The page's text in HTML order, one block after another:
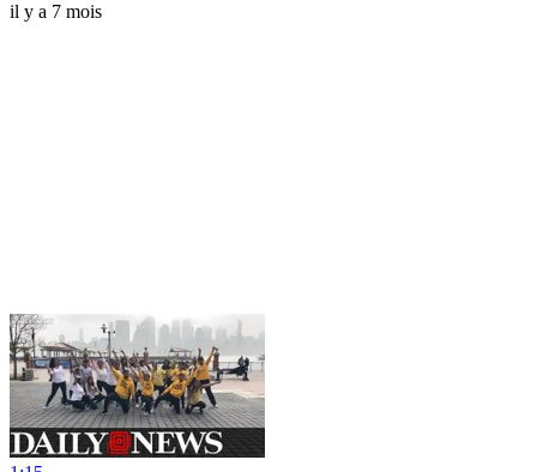
il y a 7 mois